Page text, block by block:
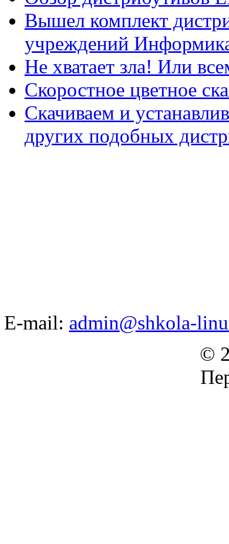
Вышел комплект
учреждений
Не хватает зла! Или
Скоростное цветное
Скачиваем и
других подобных
E-mail: admin@shkola-
©